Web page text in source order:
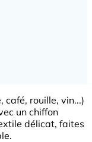
café, rouille, vin...)
un chiffon
délicat, faites